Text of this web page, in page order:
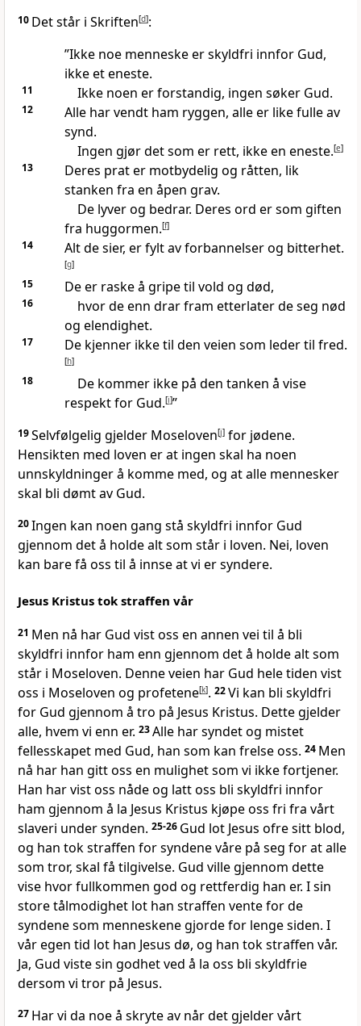
10 Det står i Skriften[d]:
”Ikke noe menneske er skyldfri innfor Gud,
ikke et eneste.
11 Ikke noen er forstandig, ingen søker Gud.
12
Alle har vendt ham ryggen, alle er like fulle av
synd.
Ingen gjør det som er rett, ikke en eneste.[e]
13
Deres prat er motbydelig og råtten, lik
stanken fra en åpen grav.
De lyver og bedrar. Deres ord er som giften
fra huggormen.[f]
14 Alt de sier, er fylt av forbannelser og bitterhet.
[g]
15 De er raske å gripe til vold og død,
16
hvor de enn drar fram etterlater de seg nød
og elendighet.
17 De kjenner ikke til den veien som leder til fred.
[h]
18
De kommer ikke på den tanken å vise
respekt for Gud.[i]”
19Selvfølgelig gjelder Moseloven[j] for jødene.
Hensikten med loven er at ingen skal ha noen
unnskyldninger å komme med, og at alle mennesker
skal bli dømt av Gud.
20Ingen kan noen gang stå skyldfri innfor Gud
gjennom det å holde alt som står i loven. Nei, loven
kan bare få oss til å innse at vi er syndere.
Jesus Kristus tok straffen vår
21 Men nå har Gud vist oss en annen vei til å bli
skyldfri innfor ham enn gjennom det å holde alt som
står i Moseloven. Denne veien har Gud hele tiden vist
oss i Moseloven og profetene[k]. 22Vi kan bli skyldfri
for Gud gjennom å tro på Jesus Kristus. Dette gjelder
alle, hvem vi enn er. 23Alle har syndet og mistet
fellesskapet med Gud, han som kan frelse oss. 24 Men
nå har han gitt oss en mulighet som vi ikke fortjener.
Han har vist oss nåde og latt oss bli skyldfri innfor
ham gjennom å la Jesus Kristus kjøpe oss fri fra vårt
slaveri under synden. 25-26 Gud lot Jesus ofre sitt blod,
og han tok straffen for syndene våre på seg for at alle
som tror, skal få tilgivelse. Gud ville gjennom dette
vise hvor fullkommen god og rettferdig han er. I sin
store tålmodighet lot han straffen vente for de
syndene som menneskene gjorde for lenge siden. I
vår egen tid lot han Jesus dø, og han tok straffen vår.
Ja, Gud viste sin godhet ved å la oss bli skyldfrie
dersom vi tror på Jesus.
27 Har vi da noe å skryte av når det gjelder vårt